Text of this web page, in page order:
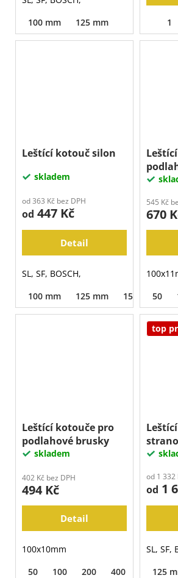
100 mm
125 mm 1
Leštící kotouč silon
skladem
od 363 Kč bez DPH
od 447 Kč
Detail
SL, SF, BOSCH,
100 mm
125 mm 150 mm
545 Kč
670
50
Leštící kotouče pro
podlahové brusky
skladem
402 Kč bez DPH
494 Kč
Detail
100x10mm
50
100 200 400 800
top
EDGE
od 1 332
od 1
SL, SF,
125